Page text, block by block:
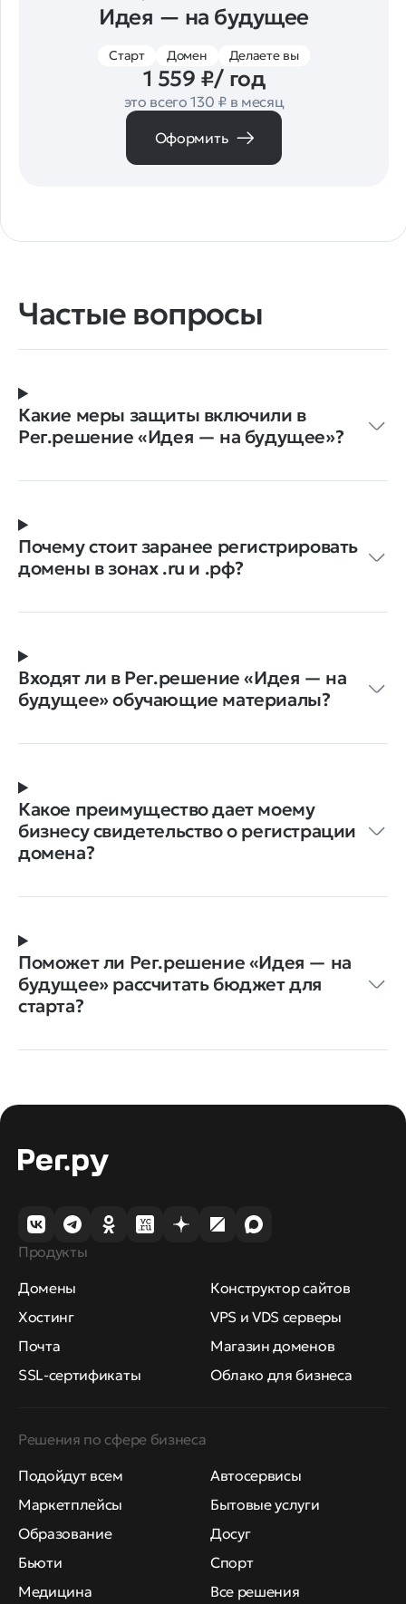
Идея — на будущее
Старт Домен Делаете вы
1 559 ₽/ год
это всего 130 ₽ в месяц
Оформить
Частые вопросы
Какие меры защиты включили в
Рег.решение «Идея — на будущее»?
Почему стоит заранее регистрировать
домены в зонах .ru и .рф?
Входят ли в Рег.решение «Идея — на
будущее» обучающие материалы?
Какое преимущество дает моему
бизнесу свидетельство о регистрации
домена?
Поможет ли Рег.решение «Идея — на
будущее» рассчитать бюджет для
старта?
Продукты
Домены
Хостинг
Почта
SSL-сертификаты
Конструктор сайтов
VPS и VDS серверы
Магазин доменов
Облако для бизнеса
Решения по сфере бизнеса
Подойдут всем
Маркетплейсы
Образование
Бьюти
Медицина
Автосервисы
Бытовые услуги
Досуг
Спорт
Все решения